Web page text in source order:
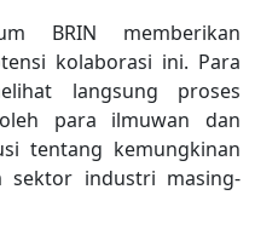
BRIN memberikan
kolaborasi ini. Para
langsung proses
para ilmuwan dan
tentang kemungkinan
sektor industri masing-